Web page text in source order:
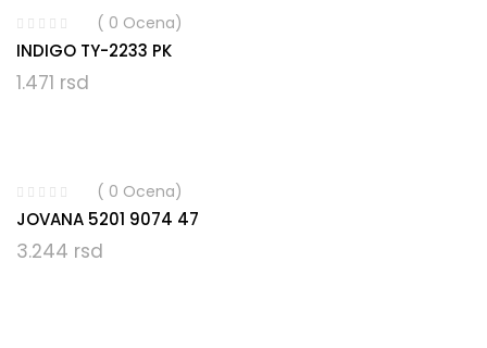
( 0 Ocena)
INDIGO TY-2233 PK
1.471 rsd
( 0 Ocena)
JOVANA 5201 9074 47
3.244 rsd